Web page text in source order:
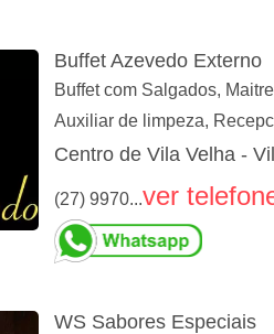
Buffet Azevedo Externo
Buffet com Salgados,
Auxiliar de limpeza,
Centro de Vila Velha -
(27) 9970...ver
WS Sabores Especiais